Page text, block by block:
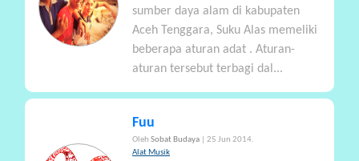
sumber daya alam di kabupaten
Aceh Tenggara, Suku Alas memeliki
beberapa aturan adat . Aturan-
aturan tersebut terbagi dal...
Fuu
Oleh Sobat Budaya
| 25 Jun 2014.
Alat Musik